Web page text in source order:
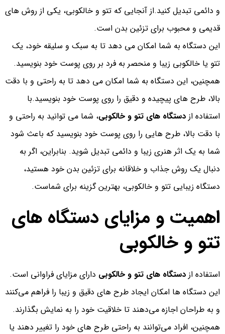
و دائمی تبدیل کنید.از آنجایی که تتو و خالکوبی، یکی از روش های
قدیمی و محبوب برای تزئین بدن است.
این دستگاه به شما امکان می دهد تا به سبک و سلیقه خود، یک
تتو یا خالکوبی زیبا و منحصر به فرد بر روی پوست خود بنویسید.
همچنین، این دستگاه به شما امکان می دهد تا به راحتی و با دقت
بالا، طرح های پیچیده و دقیق را روی پوست خود بنویسید.با
استفاده از دستگاه های تتو و خالکوبی، شما می توانید به راحتی و
با دقت بالا، طرح هایی را روی پوست خود بنویسید که باعث شود
شما به یک اثر هنری زیبا و دائمی تبدیل شوید. بنابراین، اگر به
دنبال یک روش جذاب و خلاقانه برای تزئین بدن خود هستید،
دستگاه زیبایی تتو و خالکوبی، بهترین گزینه برای شماست.
اهمیت و مزایای دستگاه های
تتو و خالکوبی
استفاده از دستگاه های تتو و خالکوبی دارای مزایای فراوانی است.
این دستگاه ها امکان ایجاد طرح های دقیق و زیبا را فراهم می‌کنند
و به طراحان اجازه می‌دهند تا خلاقیت خود را به نمایش بگذارند.
همچنین، افراد می‌توانند به راحتی طرح های خود را تغییر دهند یا